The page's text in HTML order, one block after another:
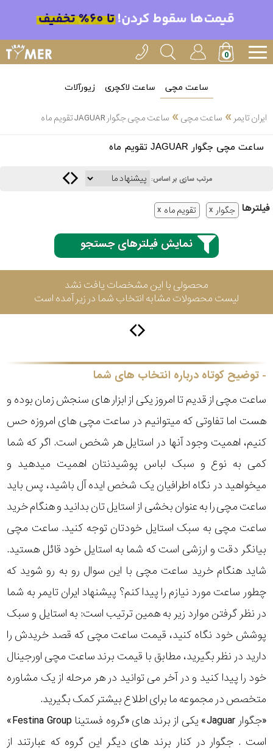
ساعت مچی ساعت لاکچری زیورآلات
ایران تایمر » ساعت مچی» ساعت مچی جگوار JAGUAR تقویم ماه
ساعت مچی جگوار JAGUAR تقویم ماه
مرتب سازی بر اساس:
فیلتر‌ها جگوار تقویم ماه
نمایش فیلترهای جستجو
محصولی با این مشخصات یافت نشد
لیست محصولات مشابه انتخاب شما در زیر آمده است
توضیح کوتاه درباره انتخاب های شما
ساعت مچی از قدیم تا امروز یکی از ابزار های سنجش زمان بوده و
هست اما تفاوتی که میتوانیم در ساعت مچی های امروزه حس
کنیم، اهمیت وجود آنها در استایل هر شخص است. اگر که شما
کمی به نوع و سبک لباس پوشیدنتان اهمیت میدهید و
میخواهید در نگاه اطرافیان یک شخص ایده آل باشید، پس باید
ساعت مچی را به عنوان بخشی از استایل تان بدانید و هنگام خرید
ساعت مچی به سبک استایل خودتان توجه کنید. ساعت مچی
بیانگر دقت و ارزشی است که شما به استایل خود قائل هستید.
شاید هنگام خرید ساعت مچی با این سوال رو به رو شوید که
چطور ساعت مورد نیازم را پیدا کنم؟ پیشنهاد ایران تایمر به شما
در نظر گرفتن موارد زیر به همین ترتیب است: به استایل و سبک
پوشش خود نگاه کنید، قیمت ساعت مچی که قصد خریدش را
دارید در نظر بگیرید، مطابق با قیمت برند ساعت مچی اورجینال
خود را پیدا کنید و در آخر می توانید در هر مرحله از یک مشاوره
متخصص در مجموعه ما برای اطلاع بیشتر کمک بگیرید.
«جگوار Jaguar» یکی از برند های «گروه فستینا Festina Group»
است . جگوار در کنار برند های دیگر این گروه که عبارتند از
انتخاب
بین 3
3
سیکو
سیتیزن
اورینت
پیلار
لیکوپر
آدیداس
متی
مازراتی
نمایش
جنسیت
استایل
محدوده
عرض
طرح
بند
طرح